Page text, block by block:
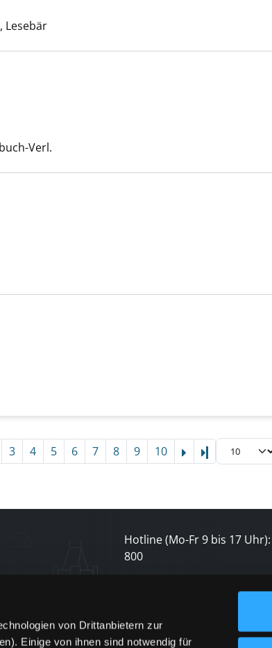
von Drittanbietern zur
Einige von ihnen sind notwendig für
Lesebär
Verl.
3 4 5 6 7 8 9 10 Letzte Seite
Hotline (Mo-Fr 9 bis 17
800
Newsletter
und keine Veranstaltung